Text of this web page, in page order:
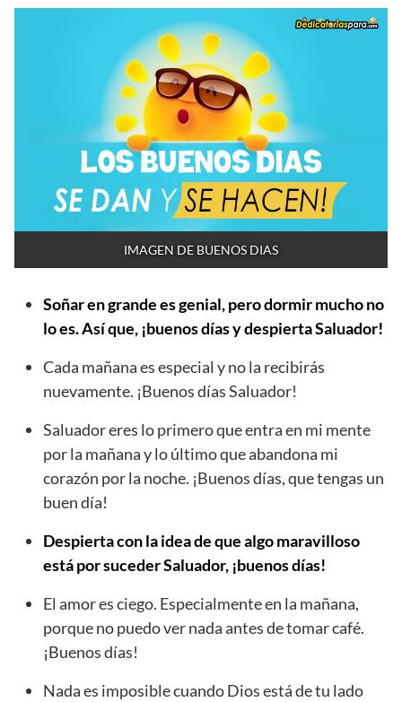
IMAGEN DE BUENOS DIAS
Soñar en grande es genial, pero dormir mucho no
lo es. Así que, ¡buenos días y despierta Saluador!
Cada mañana es especial y no la recibirás
nuevamente. ¡Buenos días Saluador!
Saluador eres lo primero que entra en mi mente
por la mañana y lo último que abandona mi
corazón por la noche. ¡Buenos días, que tengas un
buen día!
Despierta con la idea de que algo maravilloso
está por suceder Saluador, ¡buenos días!
El amor es ciego. Especialmente en la mañana,
porque no puedo ver nada antes de tomar café.
¡Buenos días!
Nada es imposible cuando Dios está de tu lado